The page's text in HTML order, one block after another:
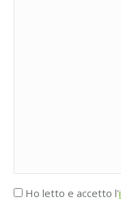
Accettazione
Ho letto e accetto l'